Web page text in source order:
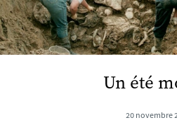
Un été
20 novembre